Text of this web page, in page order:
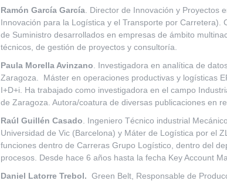
Ramón García García . Director de Innovación y
Innovación para la Logística y el Transporte por
de Suministro desarrollados en empresas de ámbito
técnicos, de gestión de proyectos y consultoría.
Paula Morella Avinzano . Investigadora en analítica de
Zaragoza. Máster en operaciones productivas y logísticas
I+D+i. Ha trabajado como investigadora en el campo
de Zaragoza. Autora/coatura de diversas publicaciones en
Raúl Guillén Casado . Ingeniero Técnico industrial
Universidad de Vic (Barcelona) y Máter de Logística por el
funciones dentro de Carreras Grupo Logístico, dentro del
procesos. Desde hace 6 años hasta la fecha Key Account
Daniel Latorre Trebol. Green Belt, Responsable de